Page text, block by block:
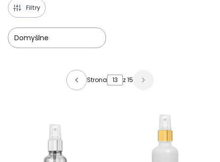
Filtry
Domyślne
Lista produktów
Strona z 15